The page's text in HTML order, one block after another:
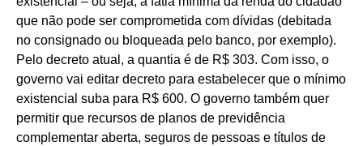
que não pode ser comprometida com dívidas (debitada
no consignado ou bloqueada pelo banco, por exemplo).
Pelo decreto atual, a quantia é de R$ 303. Com isso, o
governo vai editar decreto para estabelecer que o mínimo
existencial suba para R$ 600. O governo também quer
permitir que recursos de planos de previdência
complementar aberta, seguros de pessoas e títulos de